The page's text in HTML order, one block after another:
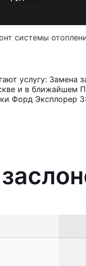
системы
услугу: Замена
и в ближайшем
Форд Эксплорер